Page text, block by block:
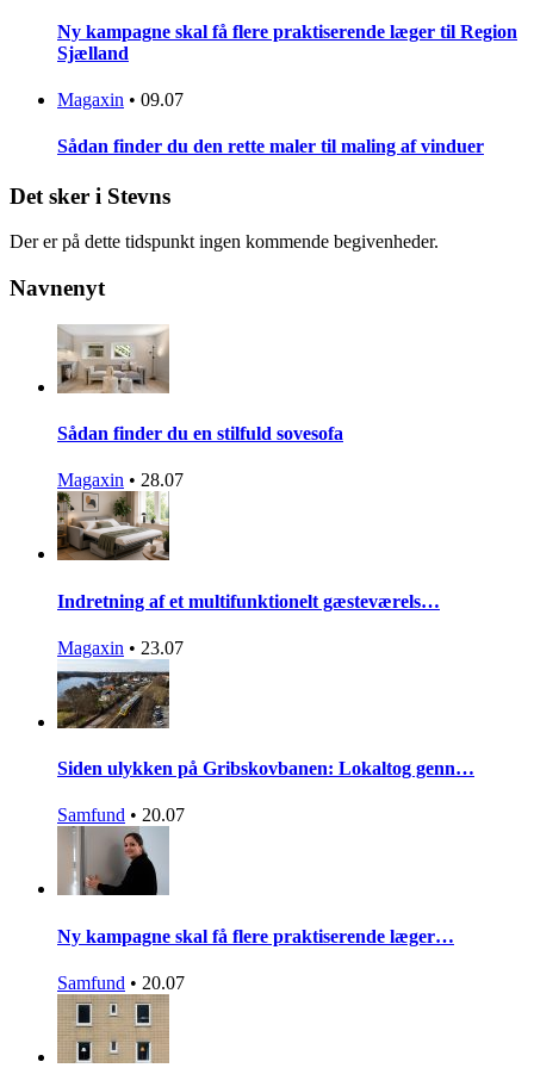
Ny kampagne skal få flere praktiserende læger til Region
Sjælland
Magaxin • 09.07
Sådan finder du den rette maler til maling af vinduer
Det sker i Stevns
Der er på dette tidspunkt ingen kommende begivenheder.
Navnenyt
Sådan finder du en stilfuld sovesofa
Magaxin • 28.07
Indretning af et multifunktionelt gæsteværels…
Magaxin • 23.07
Siden ulykken på Gribskovbanen: Lokaltog genn…
Samfund • 20.07
Ny kampagne skal få flere praktiserende læger…
Samfund • 20.07